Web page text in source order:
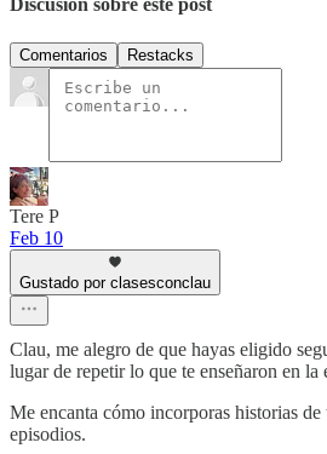
Discusión sobre este post
Comentarios Restacks
Tere P
Feb 10
Gustado por clasesconclau
Clau, me alegro de que hayas eligido
lugar de repetir lo que te enseñaron en la
Me encanta cómo incorporas historias
episodios.